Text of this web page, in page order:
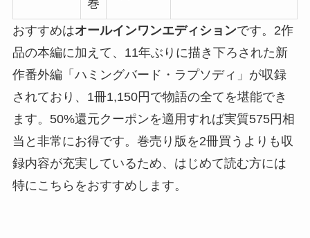
巻
おすすめはオールインワンエディションです。2作
品の本編に加えて、11年ぶりに描き下ろされた新
作番外編「ハミングバード・ラプソディ」が収録
されており、1冊1,150円で物語の全てを堪能でき
ます。50%還元クーポンを適用すれば実質575円相
当と非常にお得です。巻売り版を2冊買うよりも収
録内容が充実しているため、はじめて読む方には
特にこちらをおすすめします。